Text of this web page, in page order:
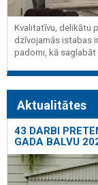
Kvalitatīvu, delikātu
dzīvojamās istabas
padomi, kā saglabāt
Aktualitātes
43 DARBI
GADA BALVU